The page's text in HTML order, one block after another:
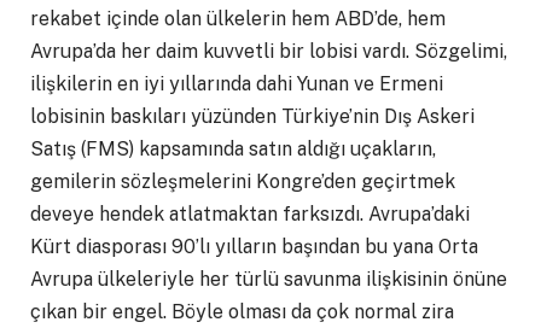
rekabet içinde olan ülkelerin hem ABD’de, hem
Avrupa’da her daim kuvvetli bir lobisi vardı. Sözgelimi,
ilişkilerin en iyi yıllarında dahi Yunan ve Ermeni
lobisinin baskıları yüzünden Türkiye’nin Dış Askeri
Satış (FMS) kapsamında satın aldığı uçakların,
gemilerin sözleşmelerini Kongre’den geçirtmek
deveye hendek atlatmaktan farksızdı. Avrupa’daki
Kürt diasporası 90’lı yılların başından bu yana Orta
Avrupa ülkeleriyle her türlü savunma ilişkisinin önüne
çıkan bir engel. Böyle olması da çok normal zira